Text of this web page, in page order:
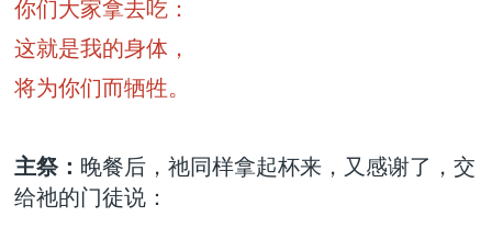
你们大家拿去吃：
这就是我的身体，
将为你们而牺牲。
主祭： 晚餐后，祂同样拿起杯来，又感谢了，交
给祂的门徒说：